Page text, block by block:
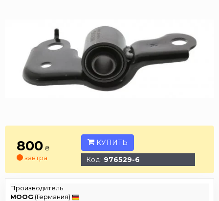
800 ₴
завтра
КУПИТЬ
Код: 976529-6
Производитель
MOOG (Германия)